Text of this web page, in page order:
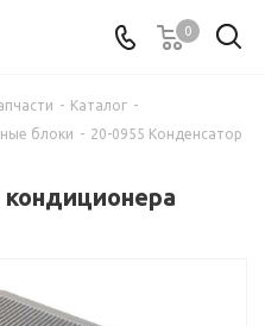
0
- Каталог -
блоки - 20-0955 Конденсатор
кондиционера